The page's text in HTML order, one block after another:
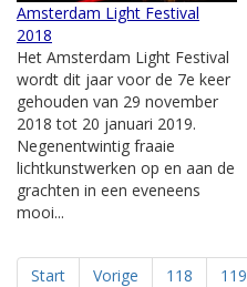
Amsterdam Light Festival
2018
Het Amsterdam Light Festival
wordt dit jaar voor de 7e keer
gehouden van 29 november
2018 tot 20 januari 2019.
Negenentwintig fraaie
lichtkunstwerken op en aan de
grachten in een eveneens
mooi...
Start Vorige 118 119